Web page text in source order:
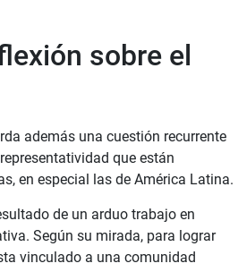
sobre el
además una cuestión recurrente
que están
en especial las de América Latina.
de un arduo trabajo en
Según su mirada, para lograr
vinculado a una comunidad